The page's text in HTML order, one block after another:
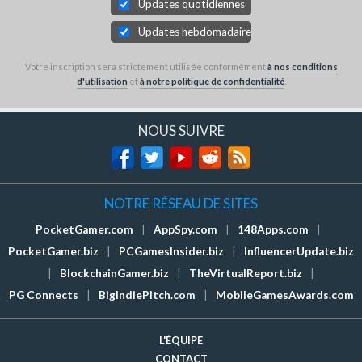
Updates quotidiennes
Updates hebdomadaires
Votre inscription sera strictement utilisée conformémentà nos conditions
d'utilisation età notre politique de confidentialité.
NOUS SUIVRE
NOTRE RÉSEAU DE SITES
PocketGamer.com AppSpy.com 148Apps.com
PocketGamer.biz
PCGamesInsider.biz
InfluencerUpdate.biz
BlockchainGamer.biz TheVirtualReport.biz
PG Connects
BigIndiePitch.com MobileGamesAwards.com
L'ÉQUIPE
CONTACT